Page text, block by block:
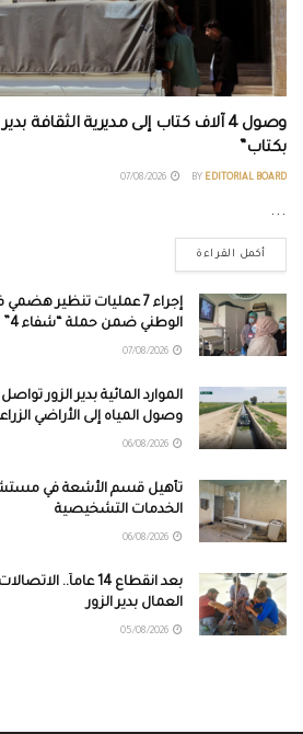
وصول 4 آلاف كتاب إلى مديرية الثقافة
بكتاب”
BY EDITORIAL BOARD
...
أكمل القراءة
إجراء 7 عمليات تنظير
الوطني ضمن حملة “شفاء 4”
الموارد المائية بدير الزور
وصول المياه إلى الأراضي
تأهيل قسم الأشعة في
الخدمات التشخيصية
بعد انقطاع 14 عاماً..
العمال بدير الزور